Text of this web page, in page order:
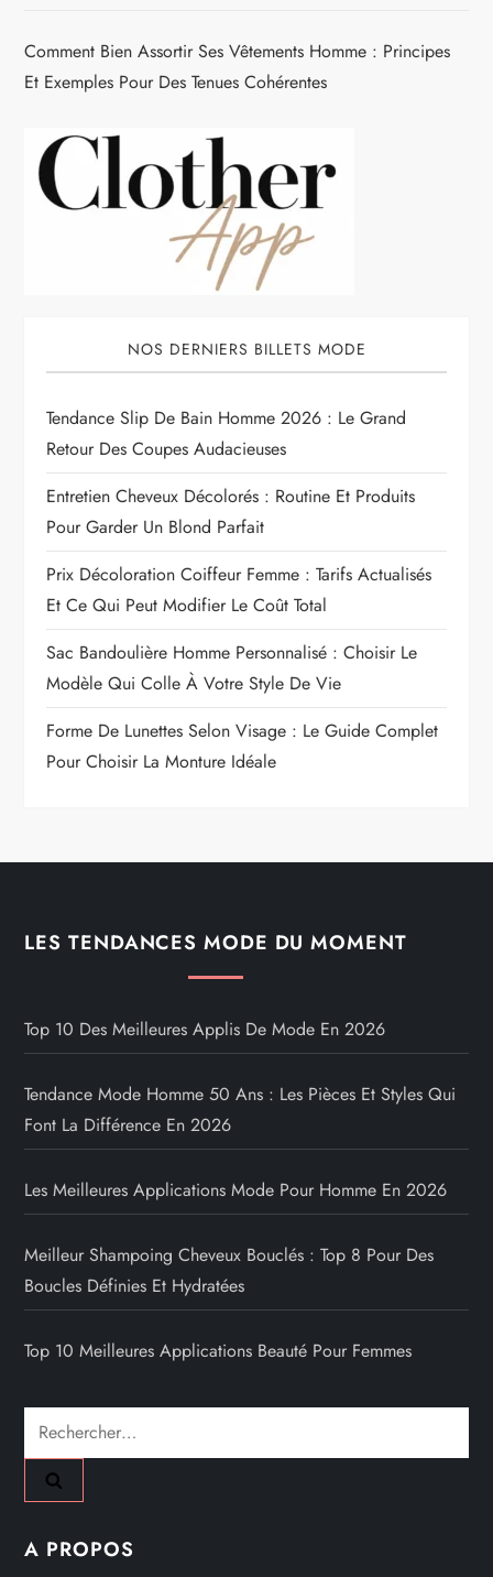
Comment Bien Assortir Ses Vêtements Homme : Principes
Et Exemples Pour Des Tenues Cohérentes
NOS DERNIERS BILLETS MODE
Tendance Slip De Bain Homme 2026 : Le Grand
Retour Des Coupes Audacieuses
Entretien Cheveux Décolorés : Routine Et Produits
Pour Garder Un Blond Parfait
Prix Décoloration Coiffeur Femme : Tarifs Actualisés
Et Ce Qui Peut Modifier Le Coût Total
Sac Bandoulière Homme Personnalisé : Choisir Le
Modèle Qui Colle À Votre Style De Vie
Forme De Lunettes Selon Visage : Le Guide Complet
Pour Choisir La Monture Idéale
LES TENDANCES MODE DU MOMENT
Top 10 Des Meilleures Applis De Mode En 2026
Tendance Mode Homme 50 Ans : Les Pièces Et Styles Qui
Font La Différence En 2026
Les Meilleures Applications Mode Pour Homme En 2026
Meilleur Shampoing Cheveux Bouclés : Top 8 Pour Des
Boucles Définies Et Hydratées
Top 10 Meilleures Applications Beauté Pour Femmes
Rechercher :
A PROPOS